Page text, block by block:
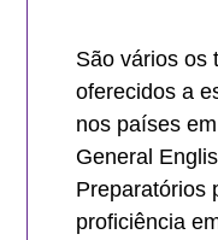
São vários os
oferecidos a
nos países
General
Preparatórios
proficiência